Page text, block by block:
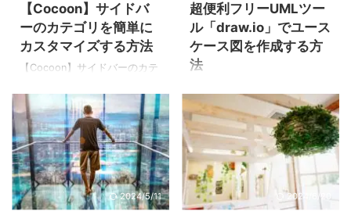
大"し、マウスアウト時に"ゆっ
くり戻り"ます。 <div
class="img-card-thumb">
<img src="画像のURL" />
も存在します。一人ですべて
開発しているのであれば、そ
れで良いのかもしれません
が、複数人で開発している場
方が変わってしまいます。見
るソースによって書き方が違
う統一性のないソースコード
になってしまいます。 ...
【Cocoon】サイドバ
ーのカテゴリを簡単に
カスタマイズする方法
【Cocoon】サイドバーのカテ
る方法 WordPressの無料人気
テーマ「Cocoon」でサイドバ
ーのカテゴリをシンプルなデ
ザインカスタマイズする方法
を紹介します。 サイドバーに
カテゴリを追加するとデフォ
ルトは以下のイメージ。 ちな
超便利フリーUMLツー
ル「draw.io」でユース
ケース図を作成する方
法
ース図とは、ユーザー視点で
システムがどう利用されるか
を簡単な図で表現したもので
す。 要件定義のフェーズでは
顧客からの要求である「RFP」
を現実可能な物にする為に顧
客と打ち合わせを重ねながら
2024/5/11 2024/6/20